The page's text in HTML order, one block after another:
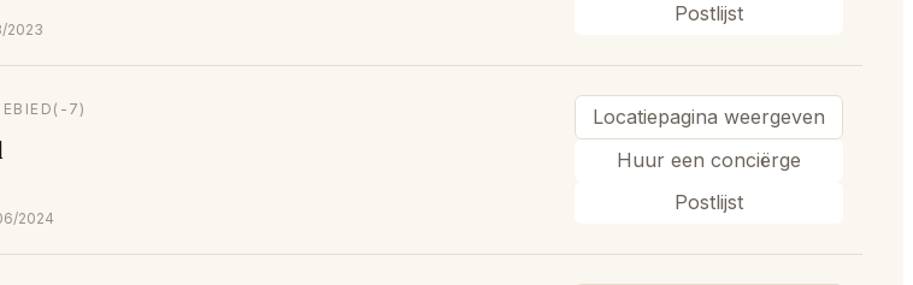
2023
Postlijst
(-7)
2024
Locatiepagina weergeven
Huur een conciërge
Postlijst